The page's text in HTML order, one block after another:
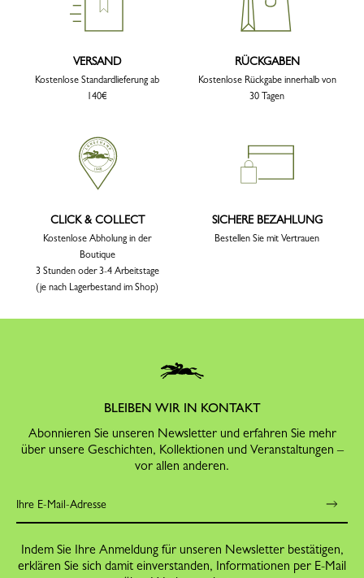
VERSAND
Kostenlose Standardlieferung ab
140€
RÜCKGABEN
Kostenlose Rückgabe innerhalb von
30 Tagen
CLICK & COLLECT
Kostenlose Abholung in der
Boutique
3 Stunden oder 3-4 Arbeitstage
(je nach Lagerbestand im Shop)
SICHERE BEZAHLUNG
Bestellen Sie mit Vertrauen
BLEIBEN WIR IN KONTAKT
Abonnieren Sie unseren Newsletter und erfahren Sie mehr
über unsere Geschichten, Kollektionen und Veranstaltungen –
vor allen anderen.
Indem Sie Ihre Anmeldung für unseren Newsletter bestätigen,
erklären Sie sich damit einverstanden, Informationen per E-Mail